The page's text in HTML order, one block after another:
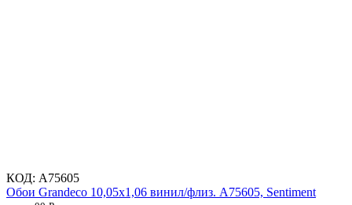
КОД: A75605
Обои Grandeco 10,05х1,06 винил/флиз. A75605, Sentiment